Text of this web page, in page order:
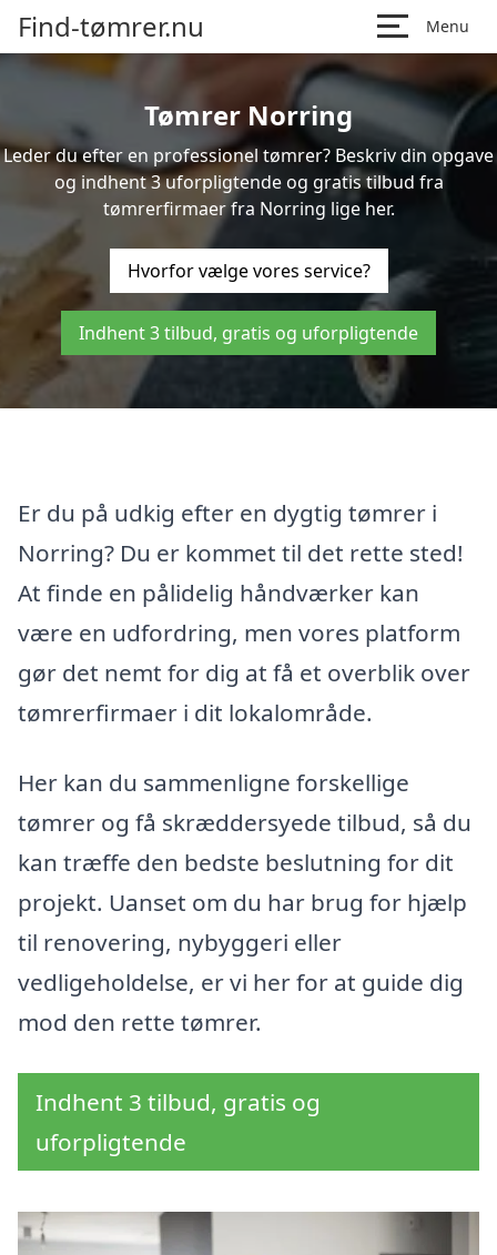
Find-tømrer.nu Menu
Tømrer Norring
Leder du efter en professionel tømrer? Beskriv din opgave
og indhent 3 uforpligtende og gratis tilbud fra
tømrerfirmaer fra Norring lige her.
Hvorfor vælge vores service?
Indhent 3 tilbud, gratis og uforpligtende
Er du på udkig efter en dygtig tømrer i
Norring? Du er kommet til det rette sted!
At finde en pålidelig håndværker kan
være en udfordring, men vores platform
gør det nemt for dig at få et overblik over
tømrerfirmaer i dit lokalområde.
Her kan du sammenligne forskellige
tømrer og få skræddersyede tilbud, så du
kan træffe den bedste beslutning for dit
projekt. Uanset om du har brug for hjælp
til renovering, nybyggeri eller
vedligeholdelse, er vi her for at guide dig
mod den rette tømrer.
Indhent 3 tilbud, gratis og
uforpligtende